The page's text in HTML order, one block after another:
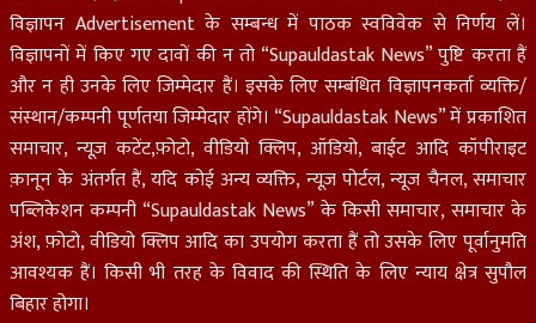
विज्ञापन Advertisement के सम्बन्ध में पाठक स्वविवेक से निर्णय लें।
विज्ञापनों में किए गए दावों की न तो “Supauldastak News” पुष्टि करता हैं
और न ही उनके लिए जिम्मेदार हैं। इसके लिए सम्बंधित विज्ञापनकर्ता व्यक्ति/
संस्थान/कम्पनी पूर्णतया जिम्मेदार होंगे। “Supauldastak News” में प्रकाशित
समाचार, न्यूज़ कटेंट,फ़ोटो, वीडियो क्लिप, ऑडियो, बाईट आदि कॉपीराइट
क़ानून के अंतर्गत हैं, यदि कोई अन्य व्यक्ति, न्यूज़ पोर्टल, न्यूज चैनल, समाचार
पब्लिकेशन कम्पनी “Supauldastak News” के किसी समाचार, समाचार के
अंश, फ़ोटो, वीडियो क्लिप आदि का उपयोग करता हैं तो उसके लिए पूर्वानुमति
आवश्यक हैं। किसी भी तरह के विवाद की स्थिति के लिए न्याय क्षेत्र सुपौल
बिहार होगा।